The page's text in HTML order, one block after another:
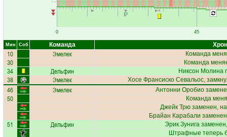
0 45
Мин Соб Команда
10 Эмелек Команда
30 Команда
34 Дельфин Никсон Молина
38 Эмелек Хосе Франсиско Севальос,
46 Эмелек Антонни Оробио
50
Команда
Джейк Трюзаменен,
Брайан Карабали
51 Дельфин Эрик Зунига
Штрафные теперь